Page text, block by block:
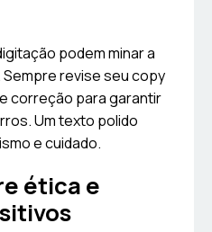
podem minar a
revise seu copy
correção para garantir
Um texto polido
e cuidado.
ética e